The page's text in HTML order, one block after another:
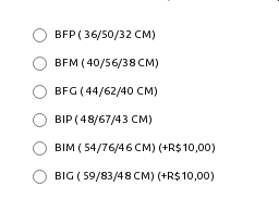
BFP ( 36/50/32 CM)
BFM ( 40/56/38 CM)
BFG ( 44/62/40 CM)
BIP ( 48/67/43 CM)
BIM ( 54/76/46 CM) (+R$10,00)
BIG ( 59/83/48 CM) (+R$10,00)